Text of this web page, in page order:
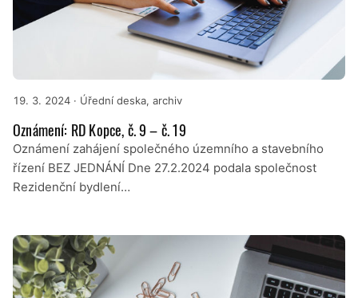
19. 3. 2024 · Úřední deska, archiv
Oznámení: RD Kopce, č. 9 – č. 19
Oznámení zahájení společného územního a stavebního
řízení BEZ JEDNÁNÍ Dne 27.2.2024 podala společnost
Rezidenční bydlení…